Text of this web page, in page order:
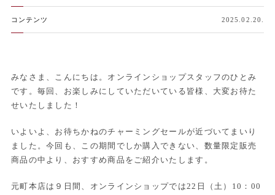
コンテンツ 2025.02.20.
みなさま、こんにちは。オンラインショップスタッフのひとみ
です。毎回、お楽しみにしていただいている皆様、大変お待た
せいたしました！
いよいよ、お待ちかねのチャーミングセールが近づいてまいり
ました。今回も、この期間でしか購入できない、数量限定販売
商品の中より、おすすめ商品をご紹介いたします。
元町本店は９日間、オンラインショップでは22日（土）10：00